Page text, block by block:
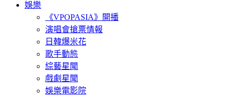
娛樂
《VPOPASIA》開播
演唱會搶票情報
日韓爆米花
歌手動態
綜藝星聞
戲劇星聞
娛樂電影院